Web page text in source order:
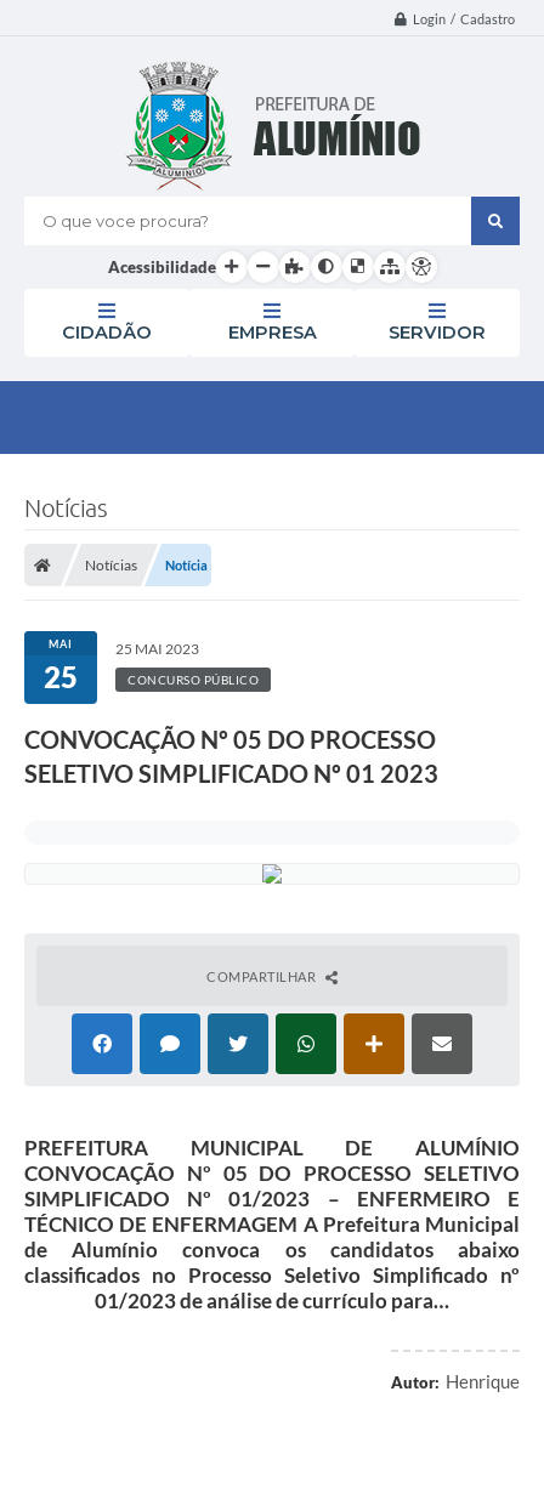
Login / Cadastro
O que voce procura?
Acessibilidade
CIDADÃO EMPRESA SERVIDOR
Notícias
Notícias Notícia
MAI
25
25 MAI 2023
CONCURSO PÚBLICO
CONVOCAÇÃO Nº 05 DO PROCESSO
SELETIVO SIMPLIFICADO Nº 01 2023
COMPARTILHAR
PREFEITURA MUNICIPAL DE ALUMÍNIO
CONVOCAÇÃO Nº 05 DO PROCESSO SELETIVO
SIMPLIFICADO Nº 01/2023 – ENFERMEIRO E
TÉCNICO DE ENFERMAGEM A Prefeitura Municipal
de Alumínio convoca os candidatos abaixo
classificados no Processo Seletivo Simplificado nº
01/2023 de análise de currículo para…
Autor: Henrique